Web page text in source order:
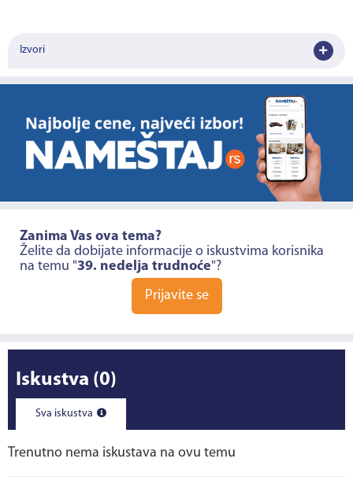
Izvori
Zanima Vas ova tema?
Želite da dobijate informacije o iskustvima korisnika
na temu "39. nedelja trudnoće"?
Prijavite se
Iskustva (0)
Sva iskustva
Trenutno nema iskustava na ovu temu